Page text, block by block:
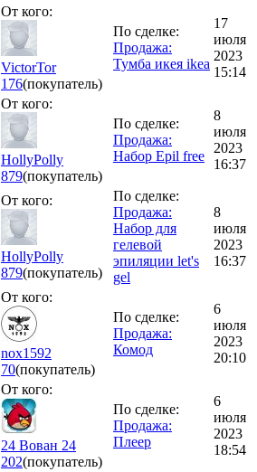
От кого:
VictorTor
176(покупатель)
По сделке:
Продажа:
Тумба икея ikea
17
июля
2023
15:14
От кого:
HollyPolly
879(покупатель)
По сделке:
Продажа:
Набор Epil free
8
июля
2023
16:37
От кого:
HollyPolly
879(покупатель)
По сделке:
Продажа:
Набор для
гелевой
эпиляции let's
gel
8
июля
2023
16:37
От кого:
nox1592
70(покупатель)
По сделке:
Продажа:
Комод
6
июля
2023
20:10
От кого:
24 Вован 24
202(покупатель)
По сделке:
Продажа:
Плеер
6
июля
2023
18:54